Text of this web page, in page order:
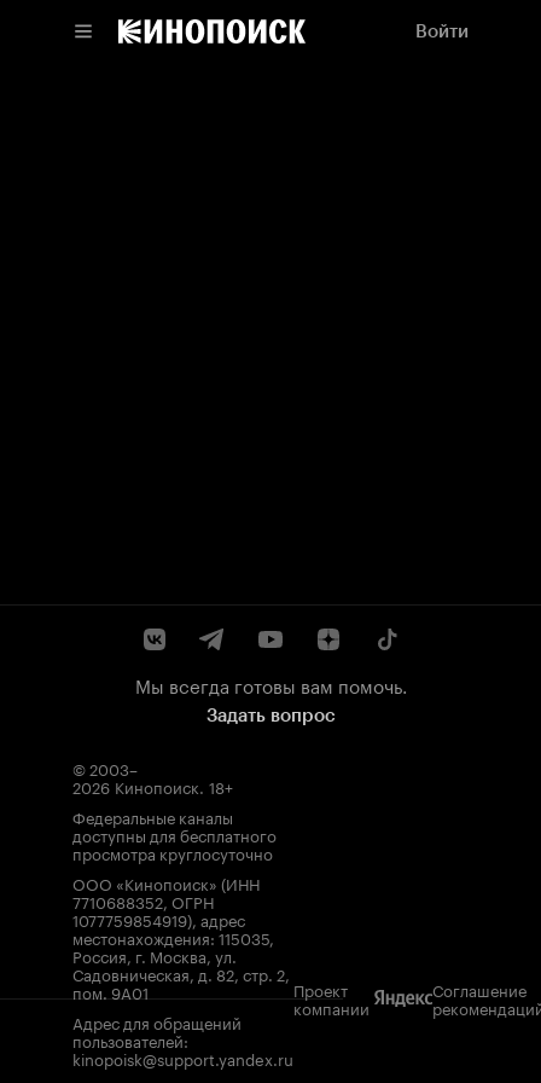
Войти
Мы всегда готовы вам помочь.
Задать вопрос
© 2003–
2026 Кинопоиск. 18+
Федеральные каналы
доступны для бесплатного
просмотра круглосуточно
ООО «Кинопоиск» (ИНН
7710688352, ОГРН
1077759854919), адрес
местонахождения: 115035,
Россия, г. Москва, ул.
Садовническая, д. 82, стр. 2,
пом. 9А01
Адрес для обращений
пользователей:
kinopoisk@support.yandex.ru
Проект
компании
Соглашение